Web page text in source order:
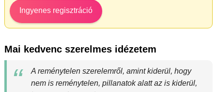
Ingyenes regisztráció
Mai kedvenc szerelmes idézetem
A reménytelen szerelemről, amint kiderül, hogy
nem is reménytelen, pillanatok alatt az is kiderül,